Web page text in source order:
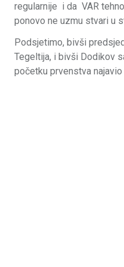
regularnije i da VAR
ponovo ne uzmu stvari u
Podsjetimo, bivši
Tegeltija, i bivši Dodikov
početku prvenstva